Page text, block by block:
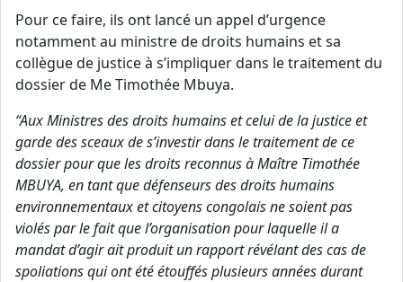
Pour ce faire, ils ont lancé un appel d’urgence
notamment au ministre de droits humains et sa
collègue de justice à s’impliquer dans le traitement du
dossier de Me Timothée Mbuya.
“Aux Ministres des droits humains et celui de la justice et
garde des sceaux de s’investir dans le traitement de ce
dossier pour que les droits reconnus à Maître Timothée
MBUYA, en tant que défenseurs des droits humains
environnementaux et citoyens congolais ne soient pas
violés par le fait que l’organisation pour laquelle il a
mandat d’agir ait produit un rapport révélant des cas de
spoliations qui ont été étouffés plusieurs années durant